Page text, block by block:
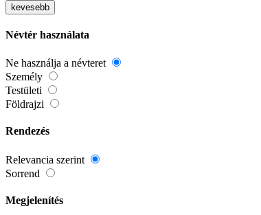
kevesebb
Névtér használata
Ne használja a névteret
Személy
Testületi
Földrajzi
Rendezés
Relevancia szerint
Sorrend
Megjelenítés